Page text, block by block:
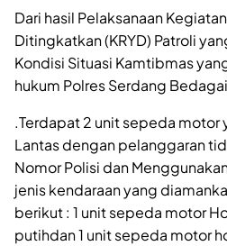
Dari hasil Pelaksanaan
Ditingkatkan (KRYD) Patroli
Kondisi Situasi Kamtibmas
hukum Polres Serdang
.Terdapat 2 unit sepeda motor
Lantas dengan pelanggaran
Nomor Polisi dan
jenis kendaraan yang
berikut : 1 unit sepeda motor
putihdan 1 unit sepeda motor